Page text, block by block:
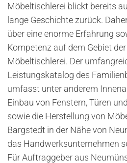
Möbeltischlerei blickt bereits
lange Geschichte zurück.
über eine enorme Erfahrung
Kompetenz auf dem Gebiet
Möbeltischlerei. Der
Leistungskatalog des
umfasst unter anderem
Einbau von Fenstern, Türen
sowie die Herstellung von
Bargstedt in der Nähe von
das Handwerksunternehmen
Für Auftraggeber aus